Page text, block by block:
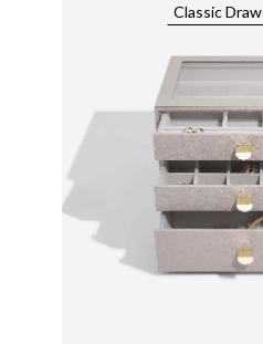
Classic